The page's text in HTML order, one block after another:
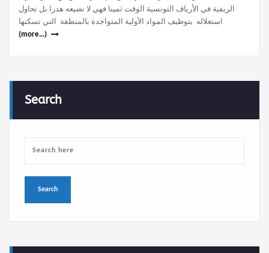
الريفية في الأرياف التونسية الوقت ثمينا فهي لا تضيعه هدرا بل تحاول
استغلاله بتوظيف المواد الأولية المتواجدة بالمنطقة التي تسكنها
(more…)
Search